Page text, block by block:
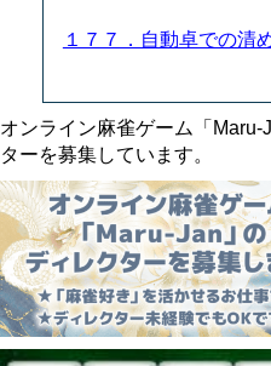
１７７．自動卓での清
オンライン麻雀ゲーム「
ターを募集しています。